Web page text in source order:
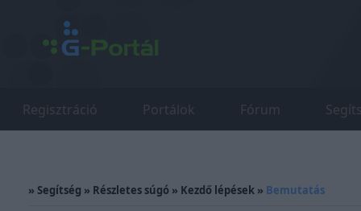
Regisztráció Portálok Fórum
» Segítség » Részletes súgó » Kezdő lépések » Bemutatás